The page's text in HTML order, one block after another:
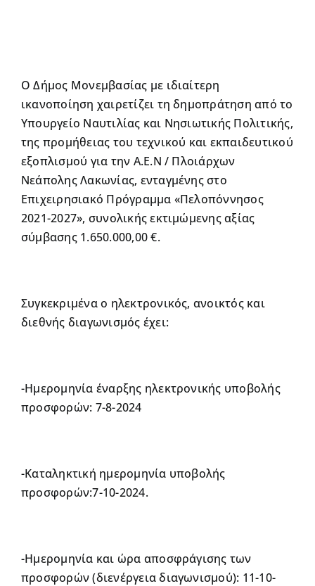
Ο Δήμος Μονεμβασίας με ιδιαίτερη
ικανοποίηση χαιρετίζει τη δημοπράτηση από το
Υπουργείο Ναυτιλίας και Νησιωτικής Πολιτικής,
της προμήθειας του τεχνικού και εκπαιδευτικού
εξοπλισμού για την Α.Ε.Ν / Πλοιάρχων
Νεάπολης Λακωνίας, ενταγμένης στο
Επιχειρησιακό Πρόγραμμα «Πελοπόννησος
2021-2027», συνολικής εκτιμώμενης αξίας
σύμβασης 1.650.000,00 €.
Συγκεκριμένα ο ηλεκτρονικός, ανοικτός και
διεθνής διαγωνισμός έχει:
-Ημερομηνία έναρξης ηλεκτρονικής υποβολής
προσφορών: 7-8-2024
-Καταληκτική ημερομηνία υποβολής
προσφορών:7-10-2024.
-Ημερομηνία και ώρα αποσφράγισης των
προσφορών (διενέργεια διαγωνισμού): 11-10-